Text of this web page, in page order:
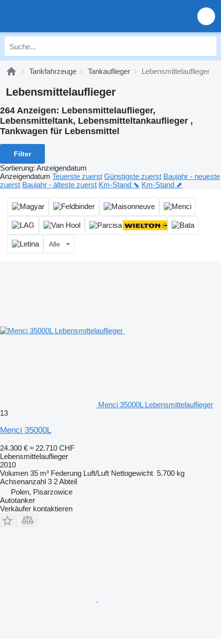
Tankfahrzeuge Tankauflieger Lebensmittelauflieger
Lebensmittelauflieger
264 Anzeigen: Lebensmittelauflieger,
Lebensmitteltank, Lebensmitteltankauflieger ,
Tankwagen für Lebensmittel
Filter
Sortierung: Anzeigendatum
Anzeigendatum Teuerste zuerst Günstigste zuerst Baujahr - neueste
zuerst Baujahr - älteste zuerst Km-Stand ⬊ Km-Stand ⬈
Alle
Menci 35000L Lebensmittelauflieger
13
Menci 35000L
24.300 € ≈ 22.710 CHF
Lebensmittelauflieger
2010
Volumen 35 m³ Federung Luft/Luft Nettogewicht 5.700 kg
Achsenanzahl 3 2 Abteil
Polen, Pisarzowice
Autotanker
Verkäufer kontaktieren